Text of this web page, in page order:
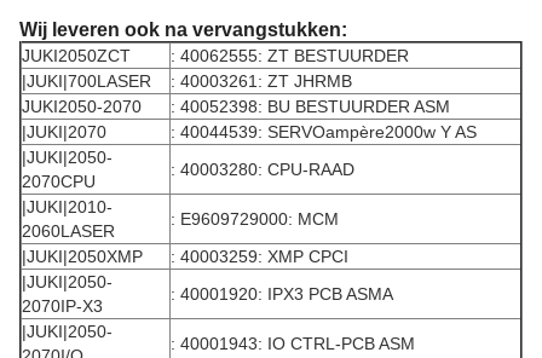
Wij leveren ook na vervangstukken:
JUKI2050ZCT
: 40062555: ZT BESTUURDER
|JUKI|700LASER
: 40003261: ZT JHRMB
JUKI2050-2070
: 40052398: BU BESTUURDER ASM
|JUKI|2070
: 40044539: SERVOampère2000w Y AS
|JUKI|2050-
2070CPU
: 40003280: CPU-RAAD
|JUKI|2010-
2060LASER
: E9609729000: MCM
|JUKI|2050XMP
: 40003259: XMP CPCI
|JUKI|2050-
2070IP-X3
: 40001920: IPX3 PCB ASMA
|JUKI|2050-
: 40001943: IO CTRL-PCB ASM